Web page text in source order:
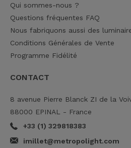
Qui sommes-nous ?
Questions fréquentes FAQ
Nous fabriquons aussi des
Conditions Générales de Vente
Programme Fidélité
CONTACT
8 avenue Pierre Blanck ZI de la
88000 EPINAL - France
+33 (1) 329818383
imillet@metropolight.com